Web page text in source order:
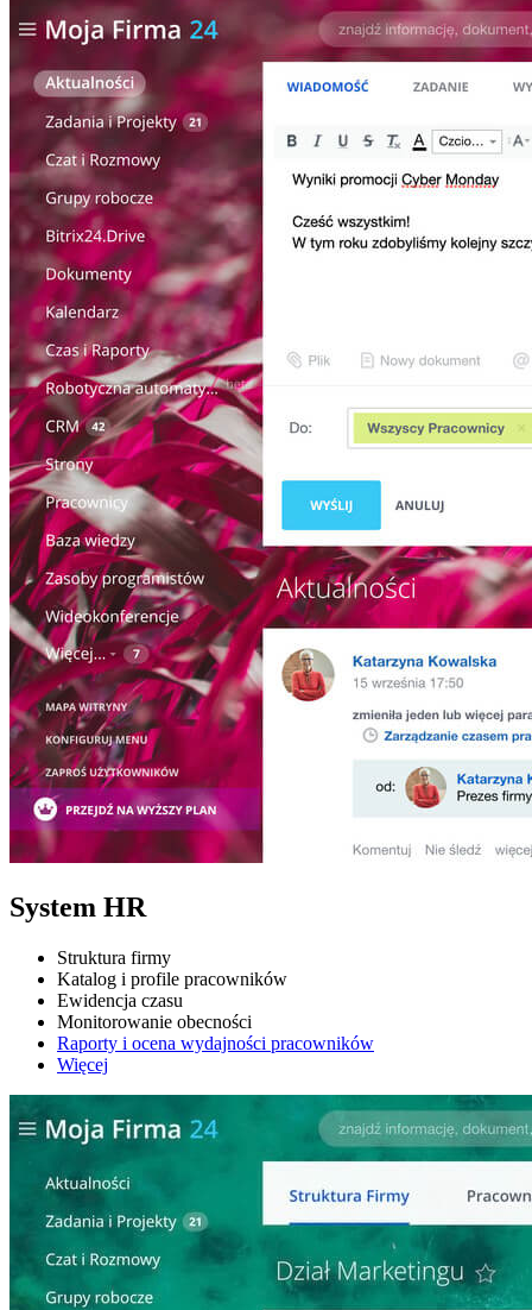
System HR
Struktura firmy
Katalog i profile pracowników
Ewidencja czasu
Monitorowanie obecności
Raporty i ocena wydajności pracowników
Więcej